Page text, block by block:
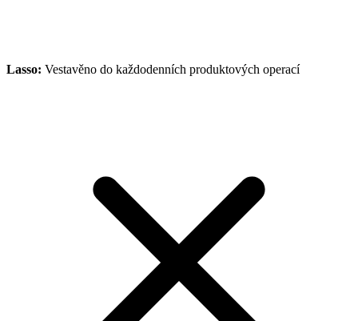
Lasso: Vestavěno do každodenních produktových operací